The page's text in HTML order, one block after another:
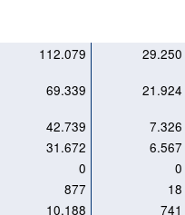
112.079
29.250
69.339
21.924
42.739
7.326
31.672
6.567
0
0
877
18
10.188
741